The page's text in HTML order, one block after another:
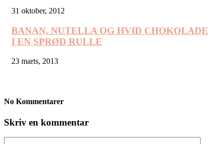
31 oktober, 2012
BANAN, NUTELLA OG HVID CHOKOLADE
I EN SPRØD RULLE
23 marts, 2013
No Kommentarer
Skriv en kommentar